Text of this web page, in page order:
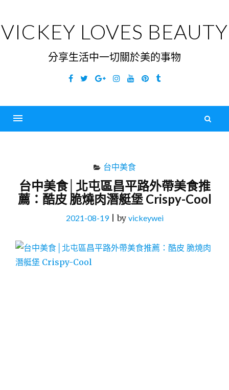
content
VICKEY LOVES BEAUTY
分享生活中一切關於美的事物
Facebook
TwitterGoogleInstagramYouTubePinterest
Tumblr
台中美食
台中美食│北屯區昌平路外帶美食推
薦：酷皮 脆燒肉潛艇堡 Crispy-Cool
2021-08-19|by vickeywei